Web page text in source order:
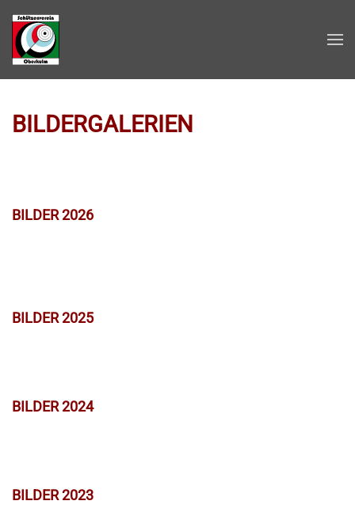
Zum Hauptinhalt springen
BILDERGALERIEN
BILDER 2026
BILDER 2025
BILDER 2024
BILDER 2023